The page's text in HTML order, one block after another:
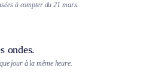
à compter du 21 mars.
ondes.
jour à la même heure.